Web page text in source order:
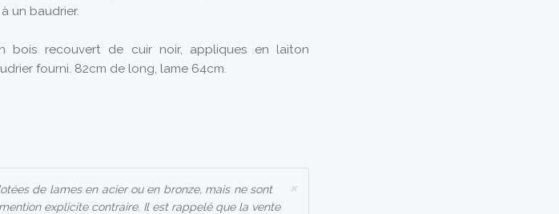
un baudrier.
bois recouvert de cuir noir, appliques en laiton
fourni. 82cm de long, lame 64cm.
×
de lames en acier ou en bronze, mais ne sont
explicite contraire. Il est rappelé que la vente